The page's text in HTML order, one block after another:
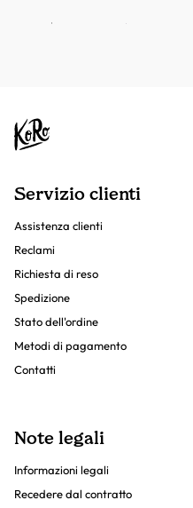
Servizio clienti
Assistenza clienti
Reclami
Richiesta di reso
Spedizione
Stato dell'ordine
Metodi di pagamento
Contatti
Note legali
Informazioni legali
Recedere dal contratto